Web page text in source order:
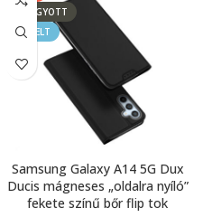
ELFOGYOTT
KIEMELT
Samsung Galaxy A14 5G Dux
Ducis mágneses „oldalra nyíló”
fekete színű bőr flip tok